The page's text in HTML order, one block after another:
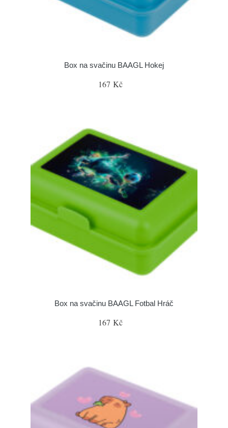
Box na svačinu BAAGL Hokej
167 Kč
Box na svačinu BAAGL Fotbal Hráč
167 Kč